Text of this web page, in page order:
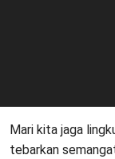
Mari kita jaga
tebarkan